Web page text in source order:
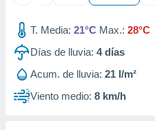
T. Media: 21°C Max.: 28°C
Días de lluvia: 4días
Acum. de lluvia: 21 l/m²
Viento medio: 8 km/h